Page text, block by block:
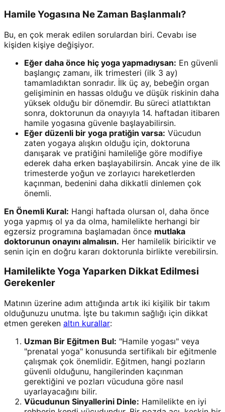
Hamile Yogasına Ne Zaman Başlanmalı?
Bu, en çok merak edilen sorulardan biri. Cevabı ise
kişiden kişiye değişiyor.
Eğer daha önce hiç yoga yapmadıysan: En güvenli
başlangıç zamanı, ilk trimesteri (ilk 3 ay)
tamamladıktan sonradır. İlk üç ay, bebeğin organ
gelişiminin en hassas olduğu ve düşük riskinin daha
yüksek olduğu bir dönemdir. Bu süreci atlattıktan
sonra, doktorunun da onayıyla 14. haftadan itibaren
hamile yogasına güvenle başlayabilirsin.
Eğer düzenli bir yoga pratiğin varsa: Vücudun
zaten yogaya alışkın olduğu için, doktoruna
danışarak ve pratiğini hamileliğe göre modifiye
ederek daha erken başlayabilirsin. Ancak yine de ilk
trimesterde yoğun ve zorlayıcı hareketlerden
kaçınman, bedenini daha dikkatli dinlemen çok
önemli.
En Önemli Kural: Hangi haftada olursan ol, daha önce
yoga yapmış ol ya da olma, hamilelikte herhangi bir
egzersiz programına başlamadan önce mutlaka
doktorunun onayını almalısın. Her hamilelik biriciktir ve
senin için en doğru kararı doktorunla birlikte verebilirsin.
Hamilelikte Yoga Yaparken Dikkat Edilmesi
Gerekenler
Matının üzerine adım attığında artık iki kişilik bir takım
olduğunuzu unutma. İşte bu takımın sağlığı için dikkat
etmen gereken altın kurallar:
Uzman Bir Eğitmen Bul: "Hamile yogası" veya
"prenatal yoga" konusunda sertifikalı bir eğitmenle
çalışmak çok önemlidir. Eğitmen, hangi pozların
güvenli olduğunu, hangilerinden kaçınman
gerektiğini ve pozları vücuduna göre nasıl
uyarlayacağını bilir.
Vücudunun Sinyallerini Dinle: Hamilelikte en iyi